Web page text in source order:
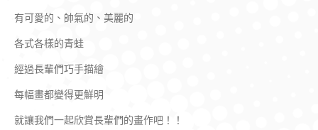
有可愛的、帥氣的、美麗的
各式各樣的青蛙
經過長輩們巧手描繪
每幅畫都變得更鮮明
就讓我們一起欣賞長輩們的畫作吧！！